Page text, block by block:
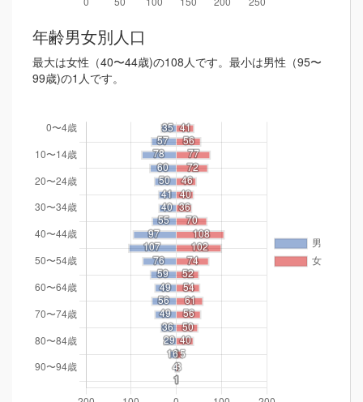
年齢男女別人口
最大は女性（40〜44歳)の108人です。最小は男性（95〜
99歳)の1人です。